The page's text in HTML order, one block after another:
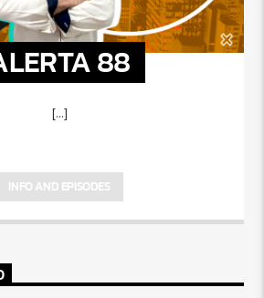
88
[...]
INFO AND EPISODES